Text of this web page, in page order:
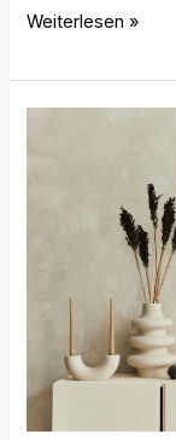
Weiterlesen »